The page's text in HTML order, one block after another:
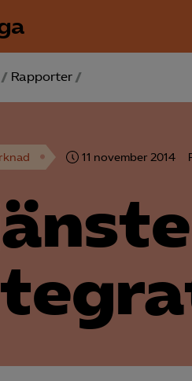
/ Rapporter /
11 november 2014